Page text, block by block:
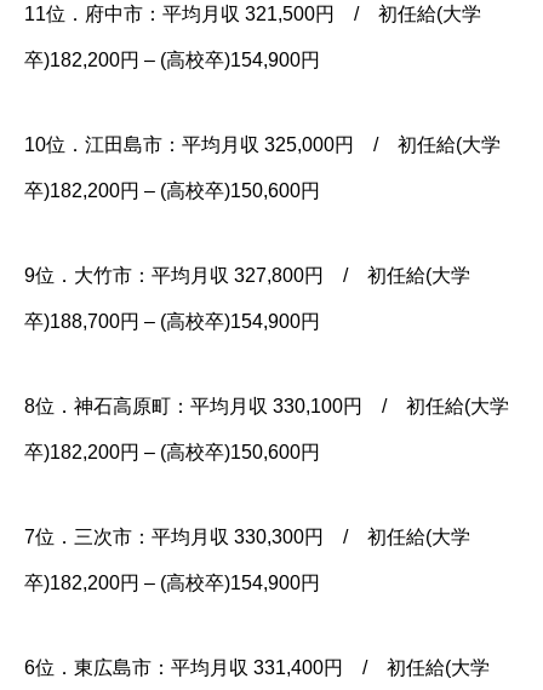
11位．府中市：平均月収 321,500円 / 初任給(大学
卒)182,200円 – (高校卒)154,900円
10位．江田島市：平均月収 325,000円 / 初任給(大学
卒)182,200円 – (高校卒)150,600円
9位．大竹市：平均月収 327,800円 / 初任給(大学
卒)188,700円 – (高校卒)154,900円
8位．神石高原町：平均月収 330,100円 / 初任給(大学
卒)182,200円 – (高校卒)150,600円
7位．三次市：平均月収 330,300円 / 初任給(大学
卒)182,200円 – (高校卒)154,900円
6位．東広島市：平均月収 331,400円 / 初任給(大学